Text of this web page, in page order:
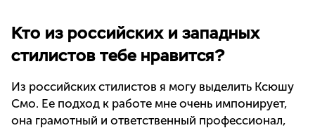
Кто из российских и западных
стилистов тебе нравится?
Из российских стилистов я могу выделить Ксюшу
Смо. Ее подход к работе мне очень импонирует,
она грамотный и ответственный профессионал,